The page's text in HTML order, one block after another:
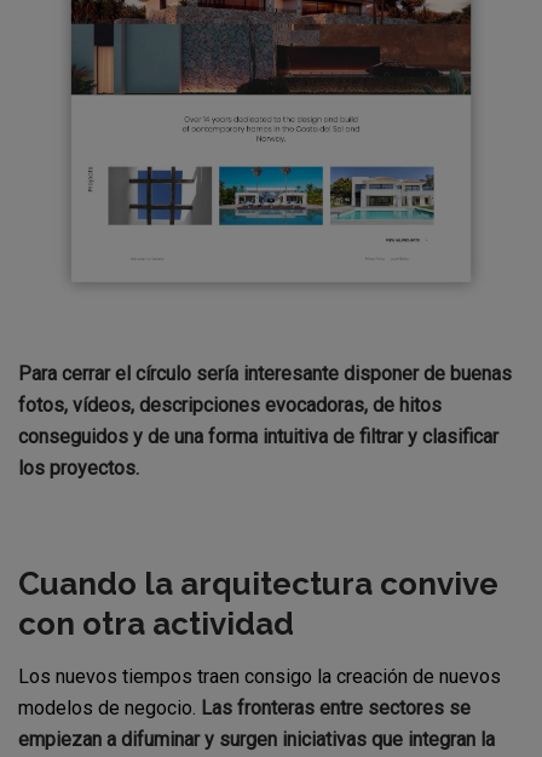
Para cerrar el círculo sería interesante disponer de buenas
fotos, vídeos, descripciones evocadoras, de hitos
conseguidos y de una forma intuitiva de filtrar y clasificar
los proyectos.
Cuando la arquitectura convive
con otra actividad
Los nuevos tiempos traen consigo la creación de nuevos
modelos de negocio. Las fronteras entre sectores se
empiezan a difuminar y surgen iniciativas que integran la